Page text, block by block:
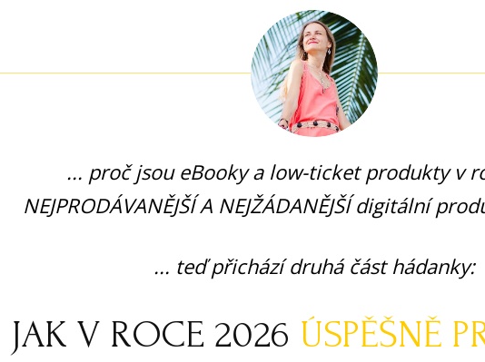
... proč jsou eBooky a low-ticket produkty v
NEJPRODÁVANĚJŠÍ A NEJŽÁDANĚJŠÍ digitální
... teď přichází druhá část hádanky:
JAK V ROCE 2026 ÚSPĚŠNĚ